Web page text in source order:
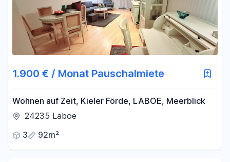
1.900 € / Monat Pauschalmiete
Wohnen auf Zeit, Kieler Förde, LABOE, Meerblick
24235 Laboe
3
92m²